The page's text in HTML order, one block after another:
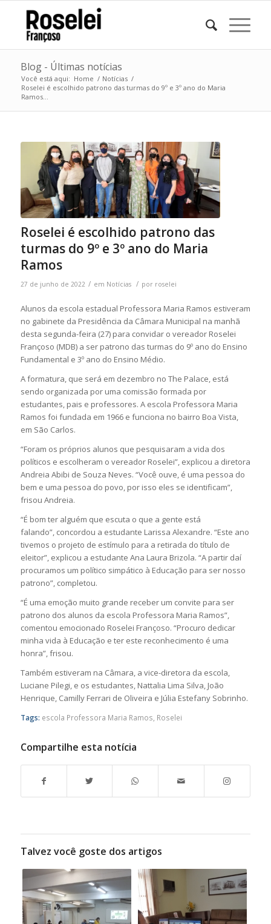
Blog - Últimas notícias
Você está aqui: Home / Notícias /
Roselei é escolhido patrono das turmas do 9º e 3º ano do Maria
Ramos...
Roselei é escolhido patrono das
turmas do 9º e 3º ano do Maria
Ramos
27 de junho de 2022 / em Notícias / por roselei
Alunos da escola estadual Professora Maria Ramos estiveram
no gabinete da Presidência da Câmara Municipal na manhã
desta segunda-feira (27) para convidar o vereador Roselei
Françoso (MDB) a ser patrono das turmas do 9º ano do Ensino
Fundamental e 3º ano do Ensino Médio.
A formatura, que será em dezembro no The Palace, está
sendo organizada por uma comissão formada por
estudantes, pais e professores. A escola Professora Maria
Ramos foi fundada em 1966 e funciona no bairro Boa Vista,
em São Carlos.
“Foram os próprios alunos que pesquisaram a vida dos
políticos e escolheram o vereador Roselei”, explicou a diretora
Andreia Abibi de Souza Neves. “Você ouve, é uma pessoa do
bem e uma pessoa do povo, por isso eles se identificam”,
frisou Andreia.
“É bom ter alguém que escuta o que a gente está
falando”, concordou a estudante Larissa Alexandre. “Este ano
tivemos o projeto de estímulo para a retirada do título de
eleitor”, explicou a estudante Ana Laura Brizola. “A partir daí
procuramos um político simpático à Educação para ser nosso
patrono”, completou.
“É uma emoção muito grande receber um convite para ser
patrono dos alunos da escola Professora Maria Ramos”,
comentou emocionado Roselei Françoso. “Procuro dedicar
minha vida à Educação e ter este reconhecimento é uma
honra”, frisou.
Também estiveram na Câmara, a vice-diretora da escola,
Luciane Pilegi, e os estudantes, Nattalia Lima Silva, João
Henrique, Camilly Ferrari de Oliveira e Júlia Estefany Sobrinho.
Tags: escola Professora Maria Ramos Roselei
Compartilhe esta notícia
Talvez você goste dos artigos